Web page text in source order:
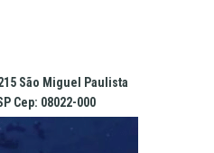
São Miguel Paulista
Cep: 08022-000